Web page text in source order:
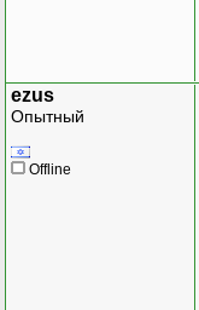
ezus
Опытный
Offline